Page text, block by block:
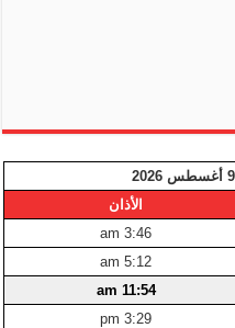
الأذان
3:46 am
5:12 am
11:54 am
3:29 pm